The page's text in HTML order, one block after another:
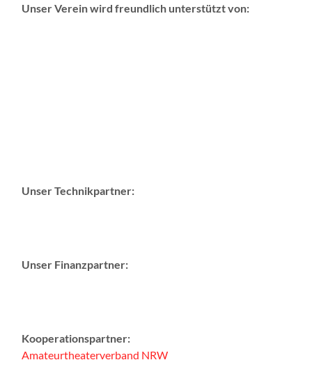
Unser Verein wird freundlich unterstützt von:
Unser Technikpartner:
Unser Finanzpartner:
Kooperationspartner:
Amateurtheaterverband NRW